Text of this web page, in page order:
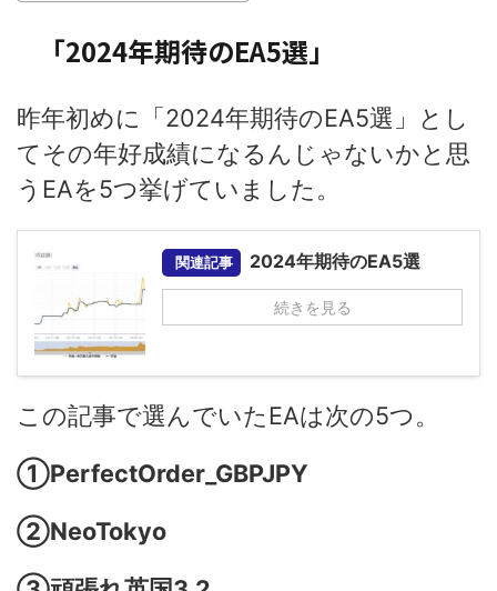
「2024年期待のEA5選」
昨年初めに「2024年期待のEA5選」とし
てその年好成績になるんじゃないかと思
うEAを5つ挙げていました。
関連記事 2024年期待のEA5選
続きを見る
この記事で選んでいたEAは次の5つ。
①PerfectOrder_GBPJPY
②NeoTokyo